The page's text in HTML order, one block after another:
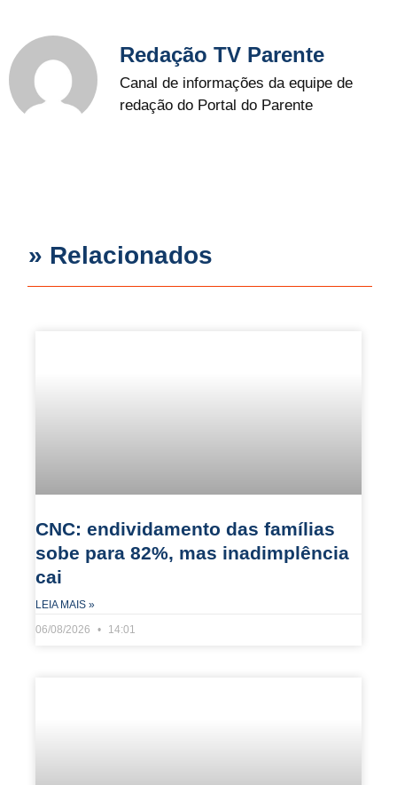
Redação TV Parente
Canal de informações da equipe de
redação do Portal do Parente
» Relacionados
CNC: endividamento das famílias
sobe para 82%, mas inadimplência
cai
LEIA MAIS »
06/08/2026
14:01